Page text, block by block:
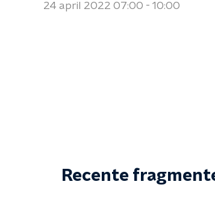
24 april 2022 07:00 - 10:00
Recente